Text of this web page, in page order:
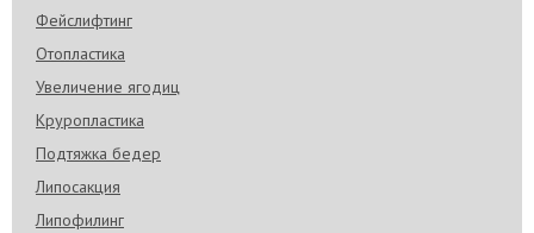
Фейслифтинг
Отопластика
Увеличение ягодиц
Круропластика
Подтяжка бедер
Липосакция
Липофилинг